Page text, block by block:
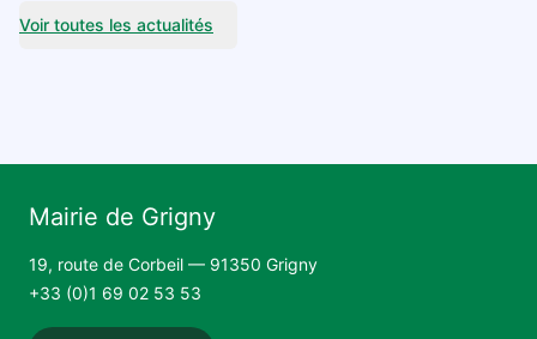
Voir toutes les actualités
Mairie de Grigny
19, route de Corbeil — 91350 Grigny
+33 (0)1 69 02 53 53